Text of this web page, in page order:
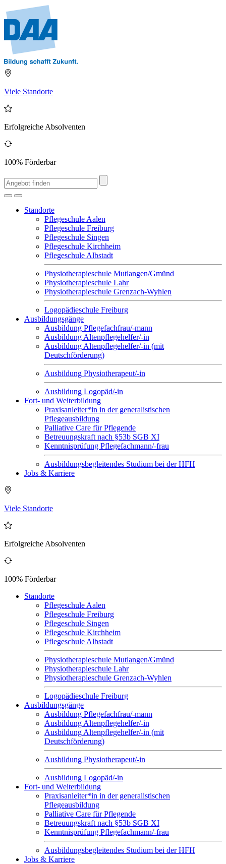
Viele Standorte
Erfolgreiche Absolventen
100% Förderbar
Standorte
Pflegeschule Aalen
Pflegeschule Freiburg
Pflegeschule Singen
Pflegeschule Kirchheim
Pflegeschule Albstadt
Physiotherapieschule Mutlangen/Gmünd
Physiotherapieschule Lahr
Physiotherapieschule Grenzach-Wyhlen
Logopädieschule Freiburg
Ausbildungsgänge
Ausbildung Pflegefachfrau/-mann
Ausbildung Altenpflegehelfer/-in
Ausbildung Altenpflegehelfer/-in (mit
Deutschförderung)
Ausbildung Physiotherapeut/-in
Ausbildung Logopäd/-in
Fort- und Weiterbildung
Praxisanleiter*in in der generalistischen
Pflegeausbildung
Palliative Care für Pflegende
Betreuungskraft nach §53b SGB XI
Kenntnisprüfung Pflegefachmann/-frau
Ausbildungsbegleitendes Studium bei der HFH
Jobs & Karriere
Viele Standorte
Erfolgreiche Absolventen
100% Förderbar
Standorte
Pflegeschule Aalen
Pflegeschule Freiburg
Pflegeschule Singen
Pflegeschule Kirchheim
Pflegeschule Albstadt
Physiotherapieschule Mutlangen/Gmünd
Physiotherapieschule Lahr
Physiotherapieschule Grenzach-Wyhlen
Logopädieschule Freiburg
Ausbildungsgänge
Ausbildung Pflegefachfrau/-mann
Ausbildung Altenpflegehelfer/-in
Ausbildung Altenpflegehelfer/-in (mit
Deutschförderung)
Ausbildung Physiotherapeut/-in
Ausbildung Logopäd/-in
Fort- und Weiterbildung
Praxisanleiter*in in der generalistischen
Pflegeausbildung
Palliative Care für Pflegende
Betreuungskraft nach §53b SGB XI
Kenntnisprüfung Pflegefachmann/-frau
Ausbildungsbegleitendes Studium bei der HFH
Jobs & Karriere